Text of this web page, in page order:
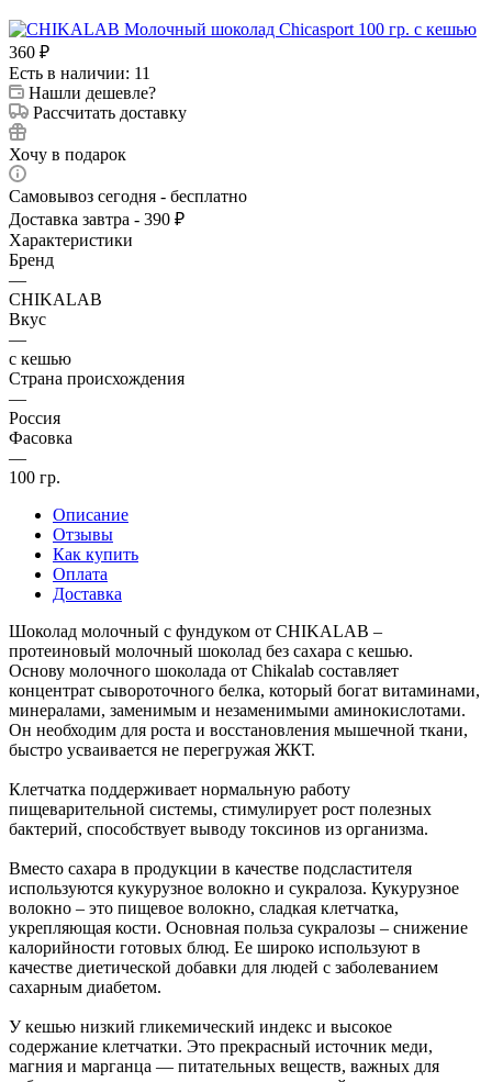
360 ₽
Есть в наличии: 11
Нашли дешевле?
Рассчитать доставку
Хочу в подарок
Самовывоз сегодня - бесплатно
Доставка завтра - 390 ₽
Характеристики
Бренд
—
CHIKALAB
Вкус
—
с кешью
Страна происхождения
—
Россия
Фасовка
—
100 гр.
Описание
Отзывы
Как купить
Оплата
Доставка
Шоколад молочный с фундуком от CHIKALAB –
протеиновый молочный шоколад без сахара с кешью.
Основу молочного шоколада от Chikalab составляет
концентрат сывороточного белка, который богат витаминами,
минералами, заменимым и незаменимыми аминокислотами.
Он необходим для роста и восстановления мышечной ткани,
быстро усваивается не перегружая ЖКТ.
Клетчатка поддерживает нормальную работу
пищеварительной системы, стимулирует рост полезных
бактерий, способствует выводу токсинов из организма.
Вместо сахара в продукции в качестве подсластителя
используются кукурузное волокно и сукралоза. Кукурузное
волокно – это пищевое волокно, сладкая клетчатка,
укрепляющая кости. Основная польза сукралозы – снижение
калорийности готовых блюд. Ее широко используют в
качестве диетической добавки для людей с заболеванием
сахарным диабетом.
У кешью низкий гликемический индекс и высокое
содержание клетчатки. Это прекрасный источник меди,
магния и марганца — питательных веществ, важных для